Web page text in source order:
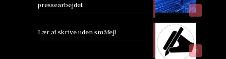
4
pressearbejdet
35
Lær at skrive uden småfejl